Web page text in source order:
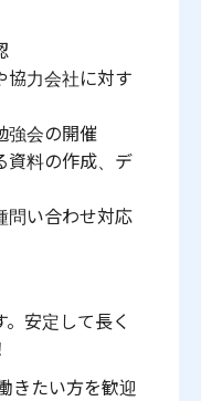
協力会社に対す
強会の開催
資料の作成、デ
問い合わせ対応
安定して長く
きたい方を歓迎